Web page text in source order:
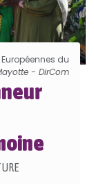
du
- DirCom